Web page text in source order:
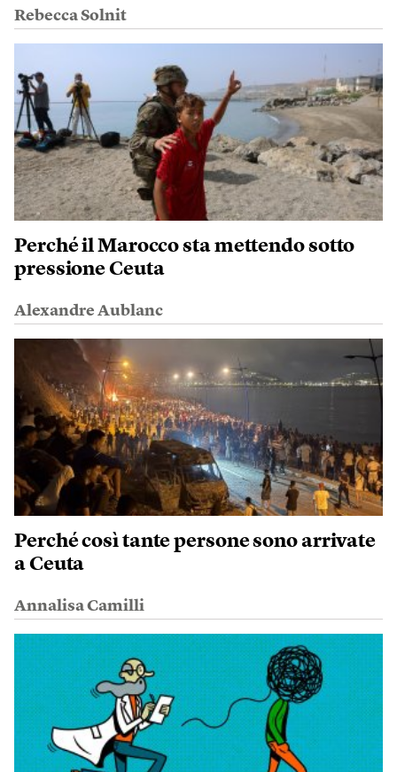
Rebecca Solnit
Perché il Marocco sta mettendo sotto
pressione Ceuta
Alexandre Aublanc
Perché così tante persone sono arrivate
a Ceuta
Annalisa Camilli